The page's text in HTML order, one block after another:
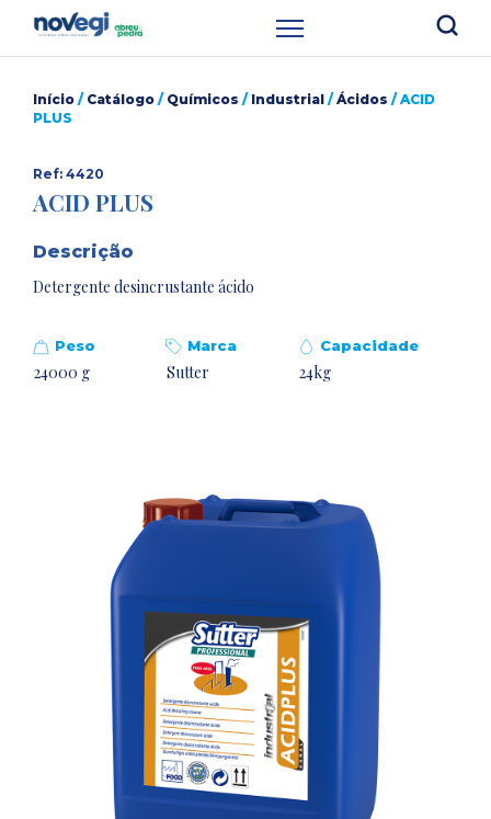
Início / Catálogo / Químicos / Industrial / Ácidos / ACID
PLUS
Ref: 4420
ACID PLUS
Descrição
Detergente desincrustante ácido
Peso
24000 g
Marca
Sutter
Capacidade
24kg